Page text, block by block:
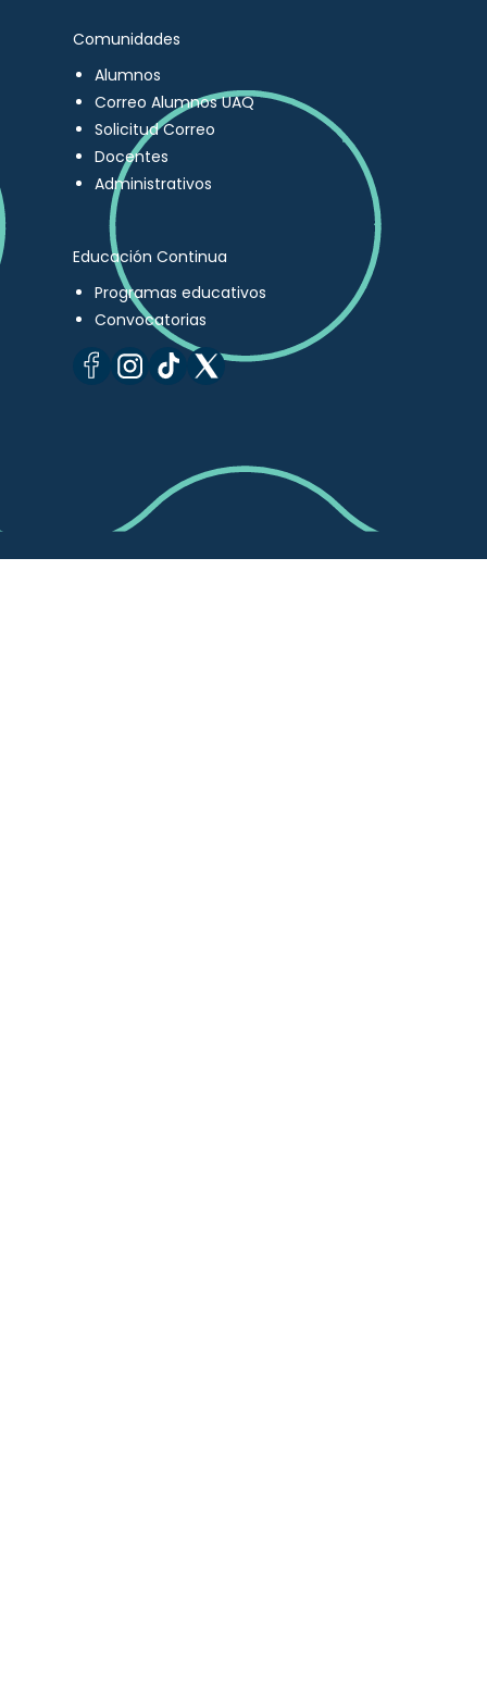
Comunidades
Alumnos
Correo Alumnos UAQ
Solicitud Correo
Docentes
Administrativos
Educación Continua
Programas educativos
Convocatorias